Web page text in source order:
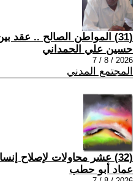
(31) المواطن الصالح .. عقد بين الدولة والإنسان
حسين علي الحمداني
2026 / 8 / 7
المجتمع المدني
(32) عشر محاولات لإصلاح إنسان لا يملك قطع الغيار
عماد أبو حطب